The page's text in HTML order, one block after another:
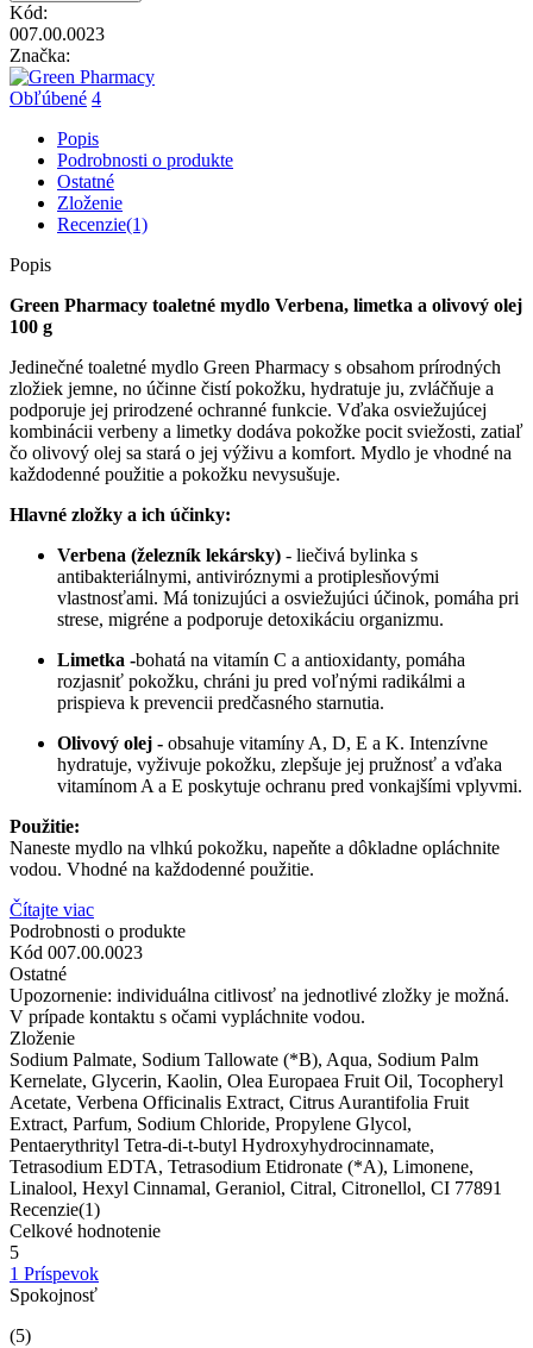
Kód:
007.00.0023
Značka:
Obľúbené 4
Popis
Podrobnosti o produkte
Ostatné
Zloženie
Recenzie(1)
Popis
Green Pharmacy toaletné mydlo Verbena, limetka a olivový olej
100 g
Jedinečné toaletné mydlo Green Pharmacy s obsahom prírodných
zložiek jemne, no účinne čistí pokožku, hydratuje ju, zvláčňuje a
podporuje jej prirodzené ochranné funkcie. Vďaka osviežujúcej
kombinácii verbeny a limetky dodáva pokožke pocit sviežosti, zatiaľ
čo olivový olej sa stará o jej výživu a komfort. Mydlo je vhodné na
každodenné použitie a pokožku nevysušuje.
Hlavné zložky a ich účinky:
Verbena (železník lekársky) - liečivá bylinka s
antibakteriálnymi, antiviróznymi a protiplesňovými
vlastnosťami. Má tonizujúci a osviežujúci účinok, pomáha pri
strese, migréne a podporuje detoxikáciu organizmu.
Limetka -bohatá na vitamín C a antioxidanty, pomáha
rozjasniť pokožku, chráni ju pred voľnými radikálmi a
prispieva k prevencii predčasného starnutia.
Olivový olej - obsahuje vitamíny A, D, E a K. Intenzívne
hydratuje, vyživuje pokožku, zlepšuje jej pružnosť a vďaka
vitamínom A a E poskytuje ochranu pred vonkajšími vplyvmi.
Použitie:
Naneste mydlo na vlhkú pokožku, napeňte a dôkladne opláchnite
vodou. Vhodné na každodenné použitie.
Čítajte viac
Podrobnosti o produkte
Kód 007.00.0023
Ostatné
Upozornenie: individuálna citlivosť na jednotlivé zložky je možná.
V prípade kontaktu s očami vypláchnite vodou.
Zloženie
Sodium Palmate, Sodium Tallowate (*B), Aqua, Sodium Palm
Kernelate, Glycerin, Kaolin, Olea Europaea Fruit Oil, Tocopheryl
Acetate, Verbena Officinalis Extract, Citrus Aurantifolia Fruit
Extract, Parfum, Sodium Chloride, Propylene Glycol,
Pentaerythrityl Tetra-di-t-butyl Hydroxyhydrocinnamate,
Tetrasodium EDTA, Tetrasodium Etidronate (*А), Limonene,
Linalool, Hexyl Cinnamal, Geraniol, Citral, Citronellol, CI 77891
Recenzie(1)
Celkové hodnotenie
5
1 Príspevok
Spokojnosť
(5)